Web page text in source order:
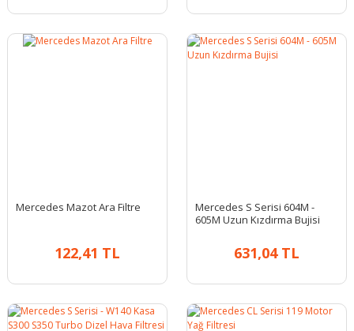
Mercedes Mazot Ara Filtre
122,41 TL
Mercedes S Serisi 604M -
605M Uzun Kızdırma Bujisi
631,04 TL